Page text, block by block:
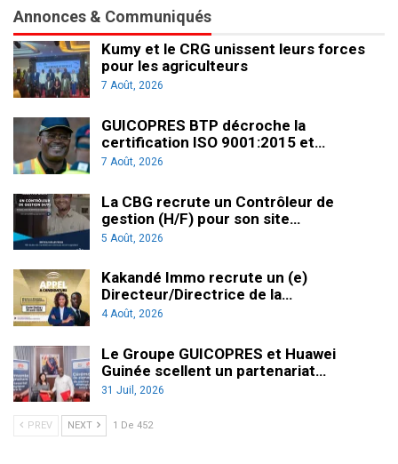
Annonces & Communiqués
Kumy et le CRG unissent leurs forces
pour les agriculteurs
7 Août, 2026
GUICOPRES BTP décroche la
certification ISO 9001:2015 et…
7 Août, 2026
La CBG recrute un Contrôleur de
gestion (H/F) pour son site…
5 Août, 2026
Kakandé Immo recrute un (e)
Directeur/Directrice de la…
4 Août, 2026
Le Groupe GUICOPRES et Huawei
Guinée scellent un partenariat…
31 Juil, 2026
PREV NEXT 1 De 452